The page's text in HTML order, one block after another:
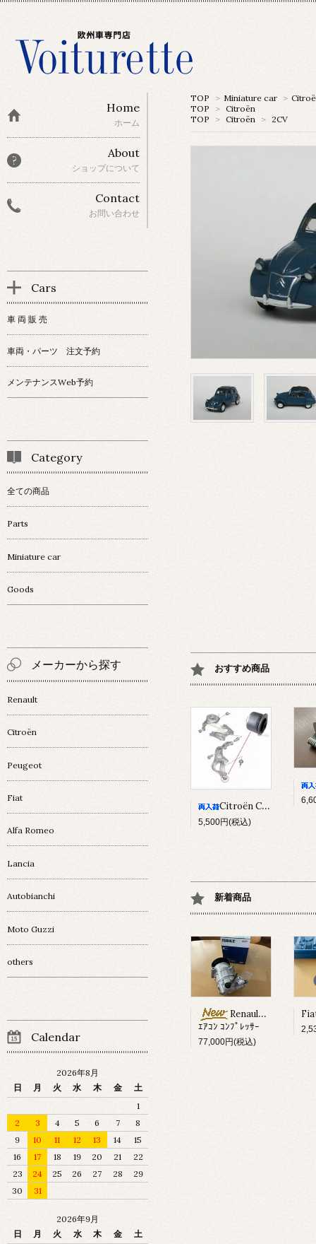
TOP > Miniature car >
TOP
> Citroën
TOP
> Citroën > 2CV
おすすめ商品
Citroën C5Ⅲ/ C6 ﾅｯｸﾙﾌﾞｯｼｭ
5,500円(税込)
新着商品
Renault Megane ?
ｴｱｺﾝ ｺﾝﾌﾟﾚｯｻｰ
77,000円(税込)
Home
ホーム
About
ショップについて
Contact
お問い合わせ
Cars
車 両 販 売
車両・パーツ 注文予約
メンテナンスWeb予約
Category
全ての商品
Parts
Miniature car
Goods
メーカーから探す
Renault
Citroën
Peugeot
Fiat
Alfa Romeo
Lancia
Autobianchi
Moto Guzzi
others
Calendar
2026年8月
日
月 火 水 木 金
土
1
2
3 4 5 6 7
8
9
10 11 12 13 14
15
16
17 18 19 20 21
22
23
24 25 26 27 28
29
30
31
2026年9月
日
月 火 水 木 金
土